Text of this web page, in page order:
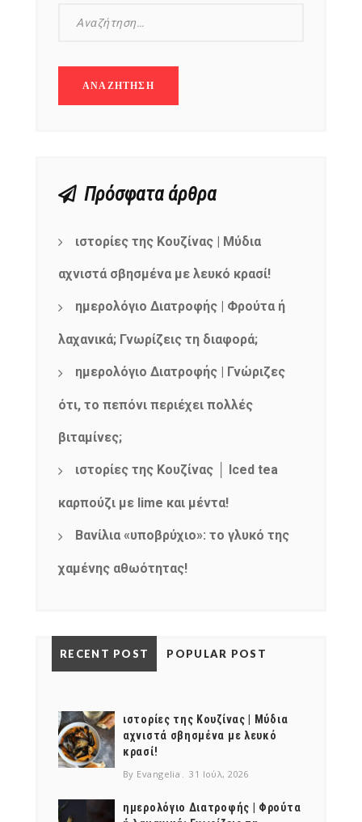
Πρόσφατα άρθρα
ιστορίες της Κουζίνας | Μύδια
αχνιστά σβησμένα με λευκό κρασί!
ημερολόγιο Διατροφής | Φρούτα ή
λαχανικά; Γνωρίζεις τη διαφορά;
ημερολόγιο Διατροφής | Γνώριζες
ότι, το πεπόνι περιέχει πολλές
βιταμίνες;
ιστορίες της Κουζίνας │ Iced tea
καρπούζι με lime και μέντα!
Βανίλια «υποβρύχιο»: το γλυκό της
χαμένης αθωότητας!
RECENT POST POPULAR POST
ιστορίες της Κουζίνας | Μύδια
αχνιστά σβησμένα με λευκό
κρασί!
By Evangelia 31 Ιούλ, 2026
ημερολόγιο Διατροφής | Φρούτα
NEWSLETTER
Get ti
mel
y updates
fro
m
your favorite